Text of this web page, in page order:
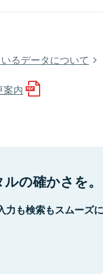
るデータについて
案内
の確かさを。
力も検索もスムーズ